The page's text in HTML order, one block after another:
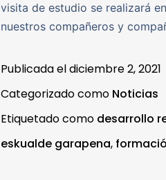
visita de estudio se realizará
nuestros compañeros y
Publicada eldiciembre 2, 2021
Categorizado como Noticias
Etiquetado como desarrollo
eskualde garapena,